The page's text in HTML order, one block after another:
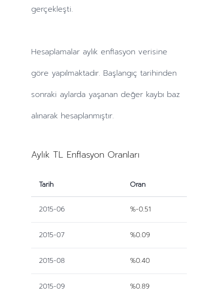
gerçekleşti.
Hesaplamalar aylık enflasyon verisine
göre yapılmaktadır. Başlangıç tarihinden
sonraki aylarda yaşanan değer kaybı baz
alınarak hesaplanmıştır.
Aylık TL Enflasyon Oranları
Tarih Oran
2015-06 %-0.51
2015-07 %0.09
2015-08 %0.40
2015-09 %0.89